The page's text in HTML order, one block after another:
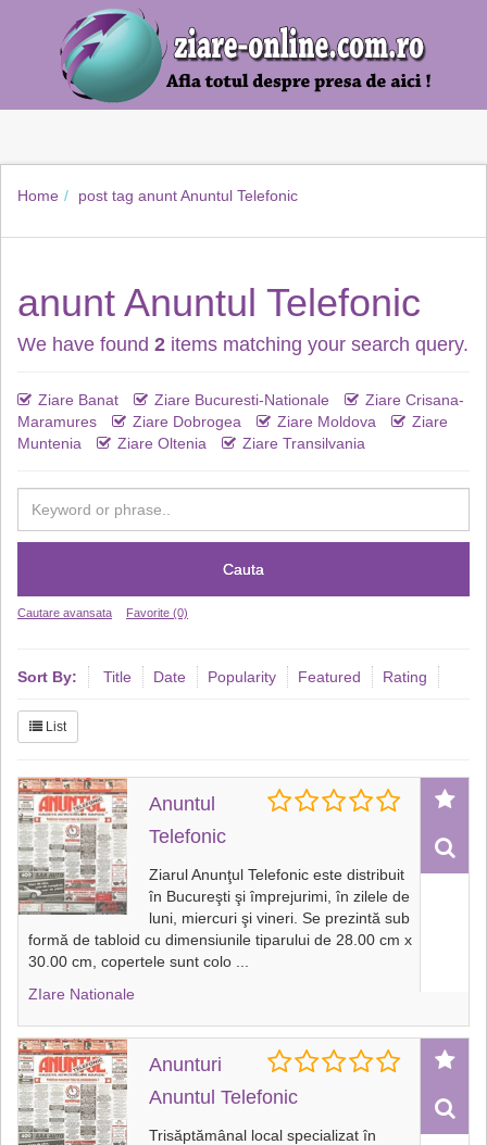
Home post tag anunt Anuntul Telefonic
anunt Anuntul Telefonic
We have found 2 items matching your search query.
Ziare Banat Ziare Bucuresti-Nationale
Ziare Crisana-
Maramures
Ziare Dobrogea Ziare Moldova
Ziare
Muntenia
Ziare Oltenia Ziare Transilvania
Cauta
Cautare avansata Favorite (0)
Sort By: Title Date Popularity Featured Rating
List
Anuntul
Telefonic
Ziarul Anunţul Telefonic este distribuit
în Bucureşti şi împrejurimi, în zilele de
luni, miercuri şi vineri. Se prezintă sub
formă de tabloid cu dimensiunile tiparului de 28.00 cm x
30.00 cm, copertele sunt colo
ZIare Nationale
Anunturi
Anuntul Telefonic
Trisăptămânal local specializat în